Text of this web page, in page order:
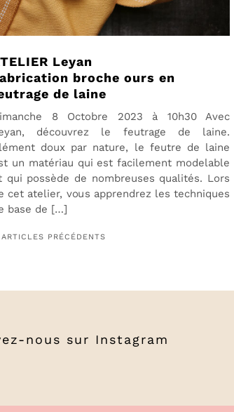
Leyan
broche ours en
de laine
8 Octobre 2023 à 10h30 Avec
découvrez le feutrage de laine.
doux par nature, le feutre de laine
un matériau qui est facilement modelable
qui possède de nombreuses qualités. Lors
cet atelier, vous apprendrez les techniques
base de […]
ARTICLES PRÉCÉDENTS
nous sur Instagram